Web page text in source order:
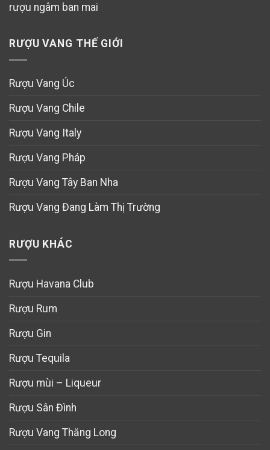
rượu ngâm ban mai
RƯỢU VANG THẾ GIỚI
Rượu Vang Úc
Rượu Vang Chile
Rượu Vang Italy
Rượu Vang Pháp
Rượu Vang Tây Ban Nha
Rượu Vang Đang Làm Thị Trường
RƯỢU KHÁC
Rượu Havana Club
Rượu Rum
Rượu Gin
Rượu Tequila
Rượu mùi – Liqueur
Rượu Sân Đình
Rượu Vang Thăng Long